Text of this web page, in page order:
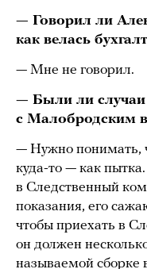
— Говорил ли
как велась
— Мне не говорил.
— Были ли случаи
с Малобродским
— Нужно понимать,
куда-то — как
в Следственный
показания, его
чтобы приехать в
он должен
называемой